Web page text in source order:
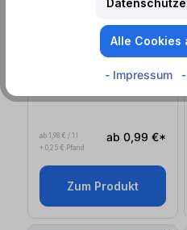
Sofort lieferbar
Pils Alkoholfrei (0,5
ab 1,98 € / 1 l
+ 0,25 € Pfand
ab 0,99 €*
Zum Produkt
Alle Cookies
- Impressum